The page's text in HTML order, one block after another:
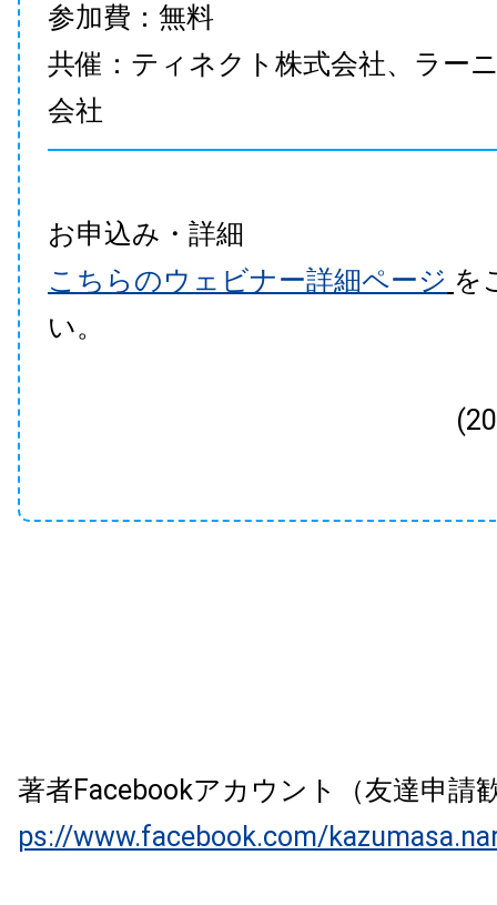
参加費：無料
共催：ティネクト株式会社、ラー
会社
お申込み・詳細
こちらのウェビナー詳細ページ を
い。
著者Facebookアカウント（友達申請
ps://www.facebook.com/